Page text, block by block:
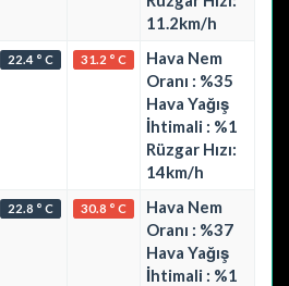
11.2km/h
22.4 ° C 31.2 ° C
Hava Nem
Oranı : %35
Hava Yağış
İhtimali : %1
Rüzgar Hızı:
14km/h
22.8 ° C 30.8 ° C
Hava Nem
Oranı : %37
Hava Yağış
İhtimali : %1